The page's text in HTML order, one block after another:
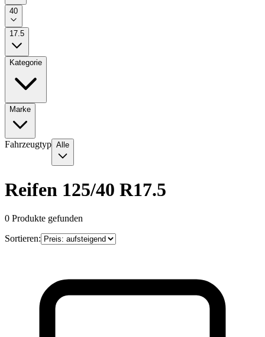
40
17.5
Kategorie
Marke
Fahrzeugtyp Alle
Reifen 125/40 R17.5
0 Produkte gefunden
Sortieren: